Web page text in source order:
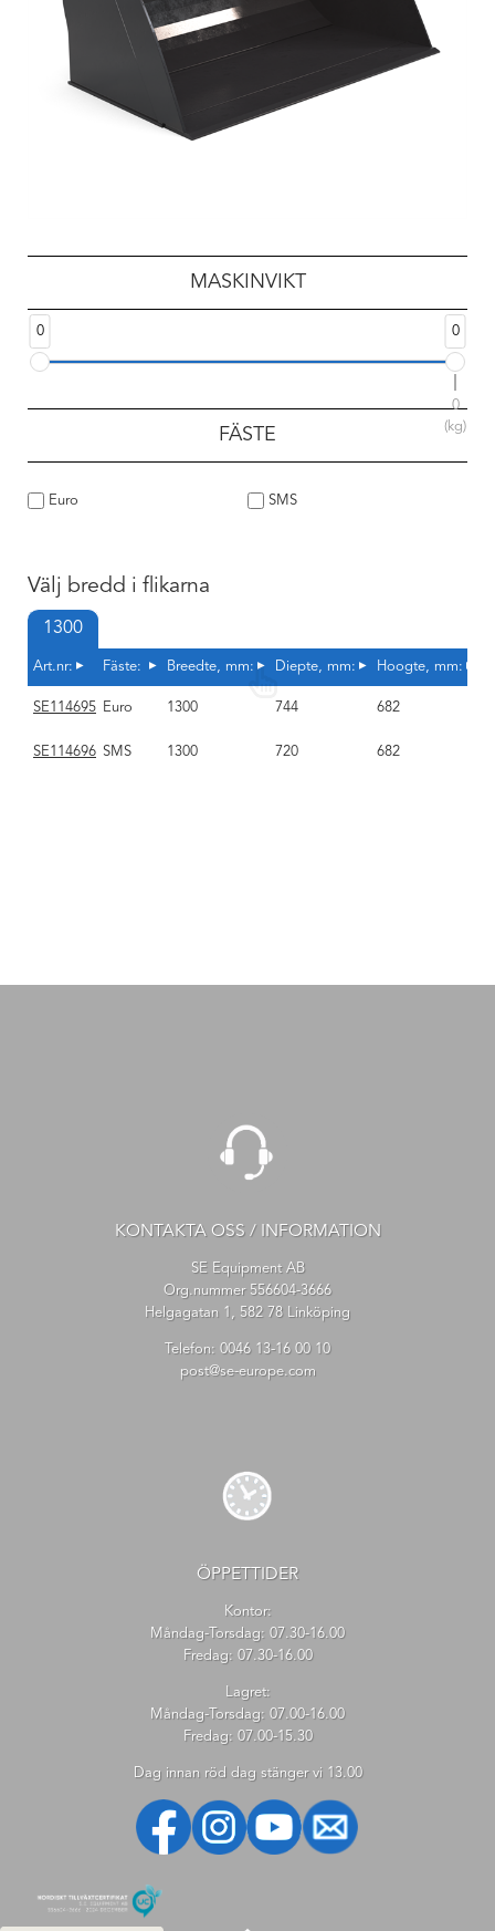
MASKINVIKT
0 0
0
(kg)
FÄSTE
Euro SMS
Välj bredd i flikarna
1300
Art.nr: Fäste: Breedte, mm: Diepte, mm: Hoogte, mm:
SE114695 Euro 1300 744 682
SE114696 SMS 1300 720 682
KONTAKTA OSS / INFORMATION
SE Equipment AB
Org.nummer 556604-3666
Helgagatan 1, 582 78 Linköping
Telefon: 0046 13-16 00 10
post@se-europe.com
ÖPPETTIDER
Kontor:
Måndag-Torsdag: 07.30-16.00
Fredag: 07.30-16.00
Lagret:
Måndag-Torsdag: 07.00-16.00
Fredag: 07.00-15.30
Dag innan röd dag stänger vi 13.00